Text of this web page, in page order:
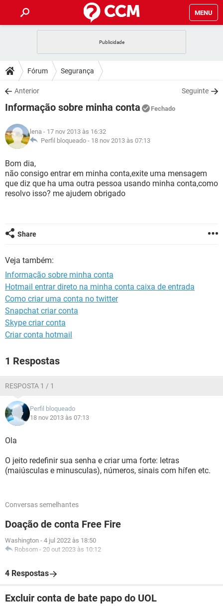
MENU
CELULAR
OUTLOOK
INSTAGRAM GMAIL
GUIA DE COMPRAS
DICAS
JOGOS
INSTAGRAM
GUIA DE COMPRAS
DOWNLOADS
JOGOS WHATSAPP
CELULAR
OUTLOOK EXCEL
INSTAGRAM
GUIA DE COMPRAS
JOGOS
CELULAR
OUTLOOK
INSTAGRAM GMAIL
GLOSSÁRIO
JOGOS
CELULAR FACEBOOK
OUTLOOK EXCEL
GUIA DE COMPRAS
Fórum Segurança
Anterior Seguinte
Informação sobre minha conta Fechado
lena - 17 nov 2013 às 16:32
Perfil bloqueado - 18 nov 2013 às 07:13
Bom dia,
não consigo entrar em minha conta,exite uma mensagem
que diz que ha uma outra pessoa usando minha conta,como
resolvo isso? me ajudem obrigado
Share
Veja também:
Informação sobre minha conta
Hotmail entrar direto na minha conta caixa de entrada
Como criar uma conta no twitter
Snapchat criar conta
Skype criar conta
Criar conta hotmail
1 Respostas
RESPOSTA 1 / 1
Perfil bloqueado
18 nov 2013 às 07:13
Ola
O jeito redefinir sua senha e criar uma forte: letras
(maiúsculas e minusculas), números, sinais com hífen etc.
Conversas semelhantes
Doação de conta Free Fire
Washington - 4 jul 2022 às 18:50
Robsom - 20 out 2023 às 10:12
4 Respostas
Excluir conta de bate papo do UOL